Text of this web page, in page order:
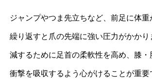
ジャンプやつま先立ちなど、前足に体
繰り返すと爪の先端に強い圧力がかかり
減するために足首の柔軟性を高め、膝・
衝撃を吸収するよう心がけることが重